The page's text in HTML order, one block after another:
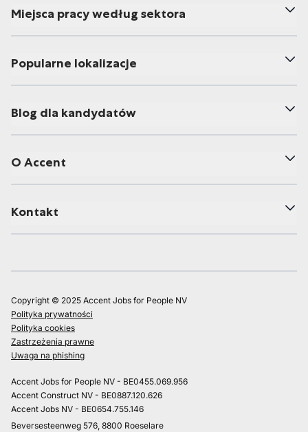
Miejsca pracy według sektora
Popularne lokalizacje
Blog dla kandydatów
O Accent
Kontakt
Copyright © 2025 Accent Jobs for People NV
Polityka prywatności
Polityka cookies
Zastrzeżenia prawne
Uwaga na phishing
Accent Jobs for People NV - BE0455.069.956
Accent Construct NV - BE0887.120.626
Accent Jobs NV - BE0654.755.146
Beversesteenweg 576, 8800 Roeselare